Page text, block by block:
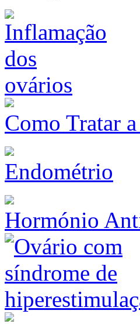
Como Tratar
Endométrio
Hormónio